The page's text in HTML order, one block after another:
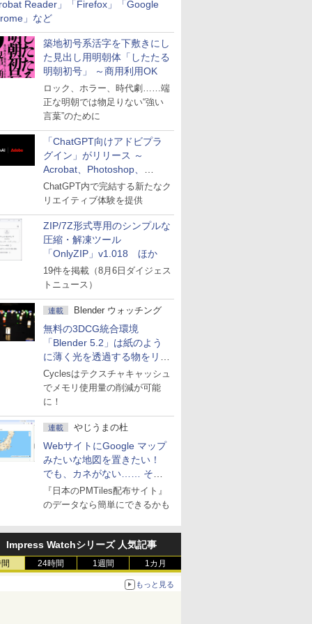
Reader」「Firefox」「Google
」など
築地初号系活字を下敷きにし
た見出し用明朝体「したたる
明朝初号」 ～商用利用OK
ロック、ホラー、時代劇……端
正な明朝では物足りない“強い
言葉”のために
「ChatGPT向けアドビプラ
グイン」がリリース ～
Acrobat、Photoshop、
Premiereなどの機能を1つの
プラグインに統合
ChatGPT内で完結する新たなク
リエイティブ体験を提供
ZIP/7Z形式専用のシンプルな
圧縮・解凍ツール
「OnlyZIP」v1.018 ほか
19件を掲載（8月6日ダイジェス
トニュース）
連載 Blender ウォッチング
無料の3DCG統合環境
「Blender 5.2」は紙のよう
に薄く光を透過する物をリア
ルに表現
Cyclesはテクスチャキャッシュ
でメモリ使用量の削減が可能
に！
連載 やじうまの杜
WebサイトにGoogle マップ
みたいな地図を置きたい！
でも、カネがない…… そん
な人に朗報！
『日本のPMTiles配布サイト』
のデータなら簡単にできるかも
Impress Watchシリーズ 人気記事
24時間 1週間 1カ月
もっと見る